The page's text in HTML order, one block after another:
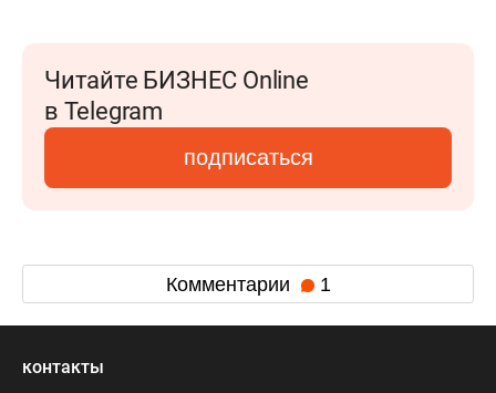
Читайте БИЗНЕС Online
в Telegram
подписаться
Комментарии 1
контакты